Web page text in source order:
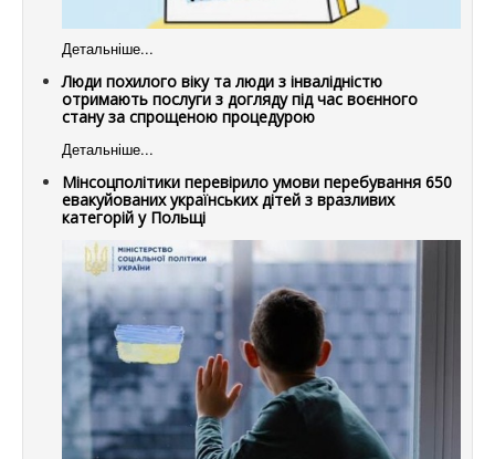
Детальніше...
Люди похилого віку та люди з інвалідністю
отримають послуги з догляду під час воєнного
стану за спрощеною процедурою
Детальніше...
Мінсоцполітики перевірило умови перебування 650
евакуйованих українських дітей з вразливих
категорій у Польщі